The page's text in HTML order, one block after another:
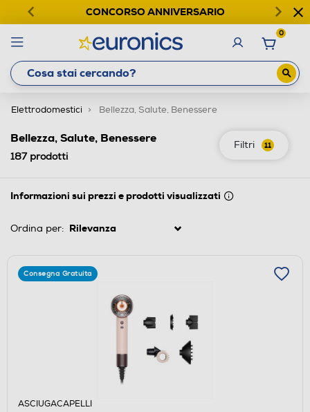
CONCORSO ANNIVERSARIO
0
Elettrodomestici Bellezza, Salute, Benessere
Filtri 11
Bellezza, Salute, Benessere
187prodotti
Informazioni sui prezzi e prodotti visualizzati
Ordina per:
Consegna Gratuita
ASCIUGACAPELLI